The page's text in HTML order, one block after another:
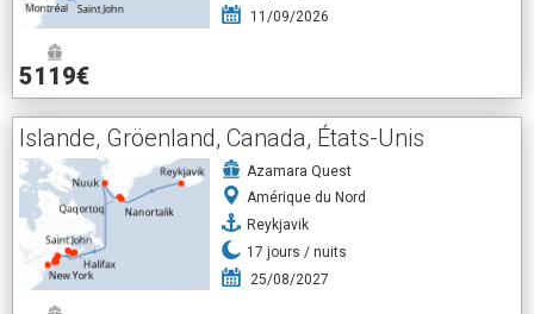
11/09/2026
5119€
Islande, Gröenland, Canada, États-Unis
Azamara Quest
Amérique du Nord
Reykjavik
17 jours / nuits
25/08/2027